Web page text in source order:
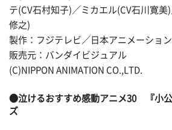
テ(CV石村知子)／ミカエル(CV石川寛美
修之)
製作：フジテレビ／日本アニメーション
販売元：バンダイビジュアル
(C)NIPPON ANIMATION CO.,LTD.
●泣けるおすすめ感動アニメ30
『小
ズ